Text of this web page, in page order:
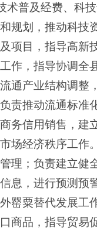
术普及经费、科
规划，推动科
项目，指导高
作，指导协调
通产业结构调
责推动流通标
务信用销售，
场经济秩序工
理；负责建立
息，进行预测预
罂粟替代发展
商品，指导贸易